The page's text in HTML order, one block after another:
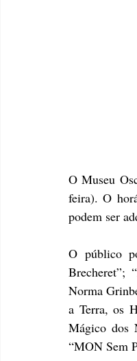
O Museu
feira). O
podem ser
O público
Brecheret”;
Norma
a Terra, os
Mágico dos
“MON Sem